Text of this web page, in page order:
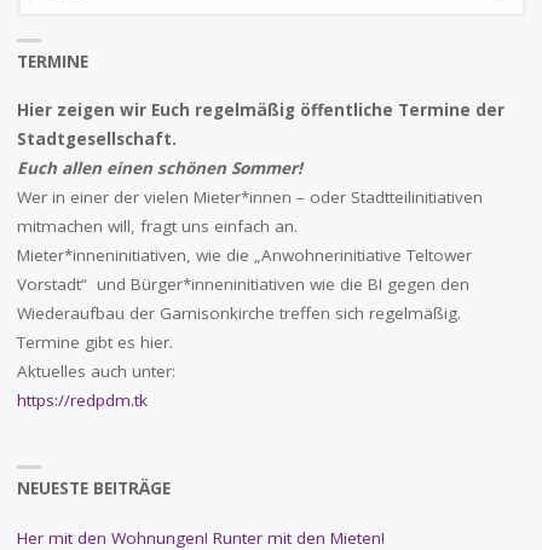
TERMINE
Hier zeigen wir Euch regelmäßig öffentliche Termine der
Stadtgesellschaft.
Euch allen einen schönen Sommer!
Wer in einer der vielen Mieter*innen – oder Stadtteilinitiativen
mitmachen will, fragt uns einfach an.
Mieter*inneninitiativen, wie die „Anwohnerinitiative Teltower
Vorstadt“ und Bürger*inneninitiativen wie die BI gegen den
Wiederaufbau der Garnisonkirche treffen sich regelmäßig.
Termine gibt es hier.
Aktuelles auch unter:
https://redpdm.tk
NEUESTE BEITRÄGE
Her mit den Wohnungen! Runter mit den Mieten!